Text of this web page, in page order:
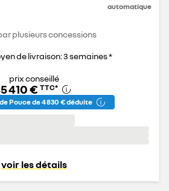
automatique
plusieurs concessions
de livraison: 3 semaines *
prix conseillé
410 € TTC*
Pouce de 4 830 € déduite
voir les détails